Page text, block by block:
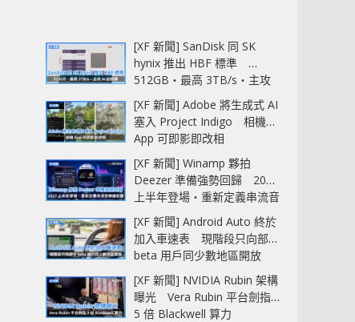
[XF 新聞] SanDisk 同 SK
hynix 推出 HBF 標準
512GB‧最高 3TB/s‧主攻
AI 記憶體
[XF 新聞] Adobe 將生成式 AI
塞入 Project Indigo 相機
App 可即影即改相
[XF 新聞] Winamp 夥拍
Deezer 準備強勢回歸 2027
上半年登場‧重新定義串流音
樂播放器
[XF 新聞] Android Auto 終於
加入車速表 現階段只向部分
beta 用戶同少數地區開放
[XF 新聞] NVIDIA Rubin 架構
曝光 Vera Rubin 平台劍指
5 倍 Blackwell 算力